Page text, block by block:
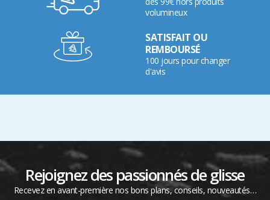
volumineux
SATISFAIT OU
REMBOURSÉ
100 jours pour changer
d'avis
Rejoignez des passionnés de glisse
Recevez en avant-première nos bons plans, conseils, nouveautés…